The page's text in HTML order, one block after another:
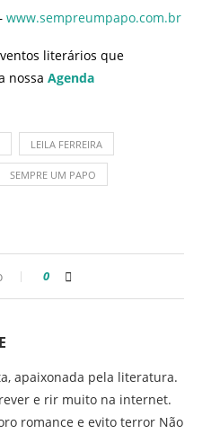
www.sempreumpapo.com.br
literários que
nossa Agenda
LEILA FERREIRA
SEMPRE UM PAPO
0
apaixonada pela literatura.
e rir muito na internet.
romance e evito terror Não